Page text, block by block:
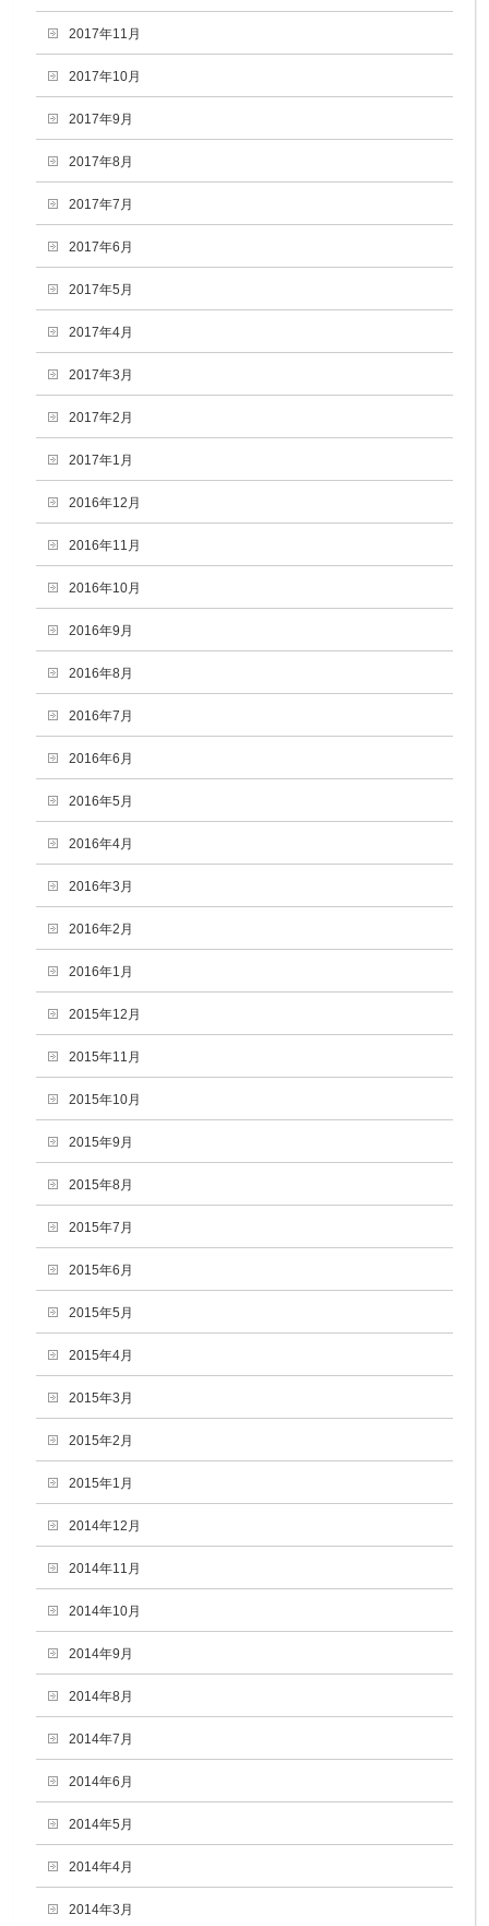
2017年11月
2017年10月
2017年9月
2017年8月
2017年7月
2017年6月
2017年5月
2017年4月
2017年3月
2017年2月
2017年1月
2016年12月
2016年11月
2016年10月
2016年9月
2016年8月
2016年7月
2016年6月
2016年5月
2016年4月
2016年3月
2016年2月
2016年1月
2015年12月
2015年11月
2015年10月
2015年9月
2015年8月
2015年7月
2015年6月
2015年5月
2015年4月
2015年3月
2015年2月
2015年1月
2014年12月
2014年11月
2014年10月
2014年9月
2014年8月
2014年7月
2014年6月
2014年5月
2014年4月
2014年3月